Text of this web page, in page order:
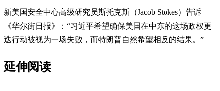
新美国安全中心高级研究员斯托克斯（Jacob Stokes）告诉
《华尔街日报》：“习近平希望确保美国在中东的这场政权更
迭行动被视为一场失败，而特朗普自然希望相反的结果。”
延伸阅读